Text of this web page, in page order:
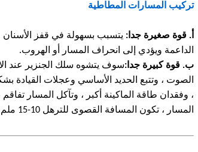
تركيب المسارات المطاطية
أ. قوة صغيرة جدا: يتسبب بسهولة في قفز
الداعمة ويؤدي إلى انحراف المسار أو الهروب.
ب. قوة كبيرة جدا:سوف يتشوه سلك الجنزير عند
الصوت ، وتتبع الحديد الأساسي وعجلات
، وفقدان طاقة الماكينة أكبر ، وتآكل المسار
المسار ، تكون المسافة القصوى للترهل 10-15 ملم ، تمامًا مثل الملعب أدناه.